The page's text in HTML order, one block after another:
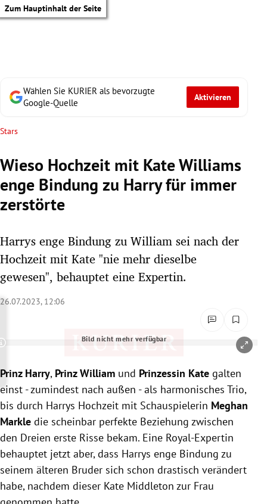
Zum Hauptinhalt der Seite
Untermenü
Untermenü
Untermenü
Untermenü
Untermenü
Untermenü
Untermenü
Untermenü
Wählen Sie KURIER als bevorzugte
Google-Quelle
Aktivieren
Stars
Wieso Hochzeit mit Kate Williams
enge Bindung zu Harry für immer
zerstörte
Harrys enge Bindung zu William sei nach der
Hochzeit mit Kate "nie mehr dieselbe
gewesen", behauptet eine Expertin.
26.07.2023, 12:06
Bild nicht mehr verfügbar
Copyright-Hinweis öffnen/schließen
Prinz Harry, Prinz William und Prinzessin Kate galten
einst - zumindest nach außen - als harmonisches Trio,
bis durch Harrys Hochzeit mit Schauspielerin Meghan
Markle die scheinbar perfekte Beziehung zwischen
den Dreien erste Risse bekam. Eine Royal-Expertin
behauptet jetzt aber, dass Harrys enge Bindung zu
seinem älteren Bruder sich schon drastisch verändert
habe, nachdem dieser Kate Middleton zur Frau